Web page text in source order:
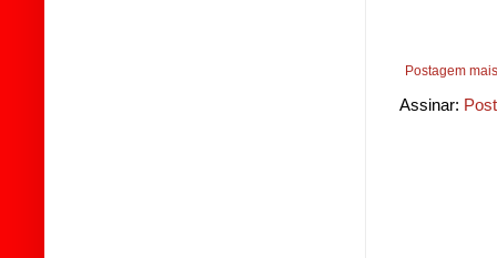
Postagem
Assinar: